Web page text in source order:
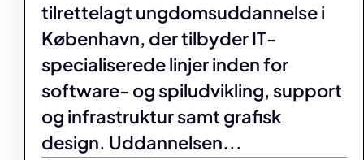
tilrettelagt ungdomsuddannelse i
København, der tilbyder IT-
specialiserede linjer inden for
software- og spiludvikling, support
og infrastruktur samt grafisk
design. Uddannelsen...